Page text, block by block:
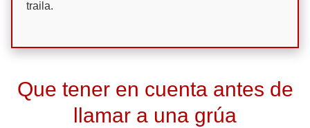
traila.
Que tener en cuenta antes de
llamar a una grúa